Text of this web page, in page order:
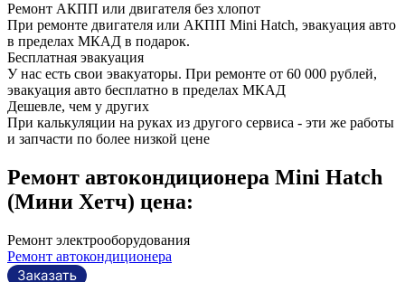
Ремонт АКПП или двигателя без хлопот
При ремонте двигателя или АКПП Mini Hatch, эвакуация авто
в пределах МКАД в подарок.
Бесплатная эвакуация
У нас есть свои эвакуаторы. При ремонте от 60 000 рублей,
эвакуация авто бесплатно в пределах МКАД
Дешевле, чем у других
При калькуляции на руках из другого сервиса - эти же работы
и запчасти по более низкой цене
Ремонт автокондиционера Mini Hatch
(Мини Хетч) цена:
Ремонт электрооборудования
Ремонт автокондиционера